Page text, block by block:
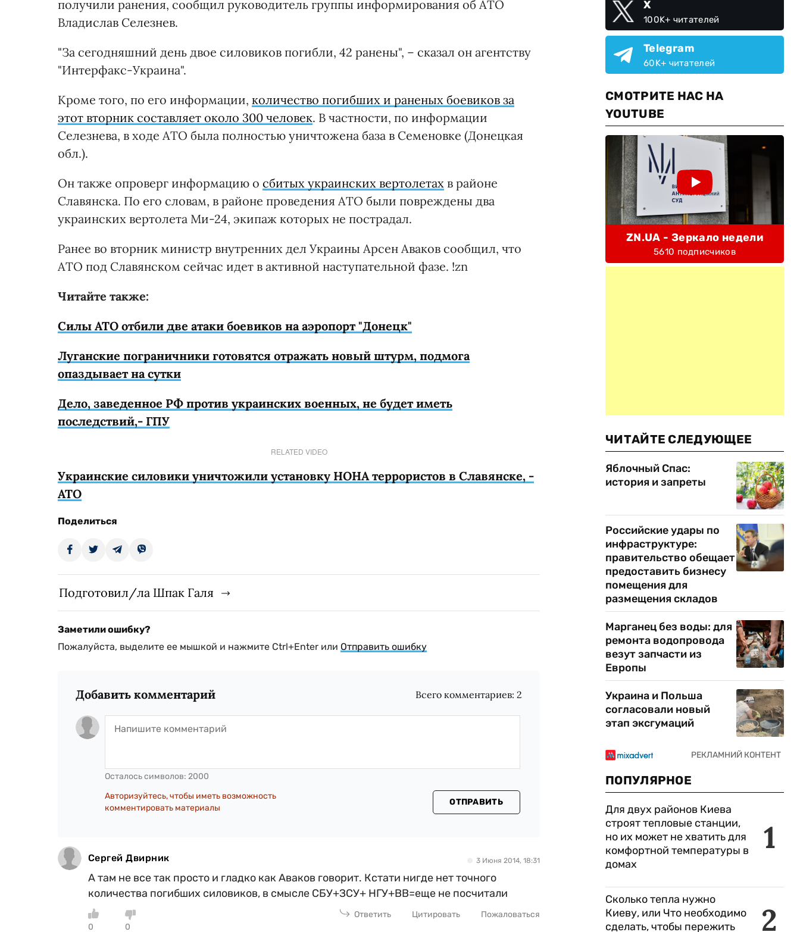
получили ранения, сообщил руководитель группы информирования об АТО
Владислав Селезнев.
"За сегодняшний день двое силовиков погибли, 42 ранены", – сказал он агентству
"Интерфакс-Украина".
Кроме того, по его информации, количество погибших и раненых боевиков за
этот вторник составляет около 300 человек. В частности, по информации
Селезнева, в ходе АТО была полностью уничтожена база в Семеновке (Донецкая
обл.).
Он также опроверг информацию о сбитых украинских вертолетах в районе
Славянска. По его словам, в районе проведения АТО были повреждены два
украинских вертолета Ми-24, экипаж которых не пострадал.
Ранее во вторник министр внутренних дел Украины Арсен Аваков сообщил, что
АТО под Славянском сейчас идет в активной наступательной фазе. !zn
Читайте также:
Силы АТО отбили две атаки боевиков на аэропорт "Донецк"
Луганские пограничники готовятся отражать новый штурм, подмога
опаздывает на сутки
Дело, заведенное РФ против украинских военных, не будет иметь
последствий,- ГПУ
RELATED VIDEO
Украинские силовики уничтожили установку НОНА террористов в Славянске, -
АТО
Поделиться
Подготовил/ла Шпак Галя
Заметили ошибку?
Пожалуйста, выделите ее мышкой и нажмите Ctrl+Enter или Отправить ошибку
Добавить комментарий Всего комментариев: 2
Осталось символов: 2000
Авторизуйтесь, чтобы иметь возможность
комментировать материалы
ОТПРАВИТЬ
Сергей Двирник 3 Июня 2014, 18:31
А там не все так просто и гладко как Аваков говорит. Кстати нигде нет точного
количества погибших силовиков, в смысле СБУ+ЗСУ+ НГУ+ВВ=еще не посчитали
0 0
Ответить Цитировать Пожаловаться
X
100K+ читателей
Telegram
60K+ читателей
СМОТРИТЕ НАС НА
YOUTUBE
ZN.UA - Зеркало недели
5610 подписчиков
ЧИТАЙТЕ СЛЕДУЮЩЕЕ
Яблочный Спас:
история и запреты
Российские удары по
инфраструктуре:
правительство обещает
предоставить бизнесу
помещения для
размещения складов
Марганец без воды: для
ремонта водопровода
везут запчасти из
Европы
Украина и Польша
согласовали новый
этап эксгумаций
ПОПУЛЯРНОЕ
1
Для двух районов Киева
строят тепловые станции,
но их может не хватить для
комфортной температуры в
домах
2
Сколько тепла нужно
Киеву, или Что необходимо
сделать, чтобы пережить